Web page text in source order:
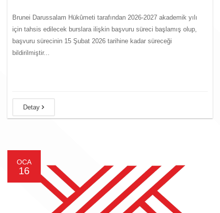
Brunei Darussalam Hükûmeti tarafından 2026-2027 akademik yılı
için tahsis edilecek burslara ilişkin başvuru süreci başlamış olup,
başvuru sürecinin 15 Şubat 2026 tarihine kadar süreceği
bildirilmiştir...
Detay
OCA
16